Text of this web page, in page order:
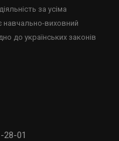
за усіма
навчально-виховний
до українських законів
28-01